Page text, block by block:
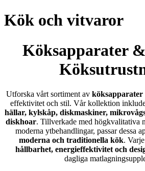
Kök och vitvaror
Köksapparater
Utforska vårt sortiment av köksapparater
effektivitet och stil. Vår kollektion
hällar, kylskåp, diskmaskiner,
diskhoar. Tillverkade med högkvalitativa
moderna ytbehandlingar, passar dessa
moderna och traditionella kök.
hållbarhet, energieffektivitet och
dagliga